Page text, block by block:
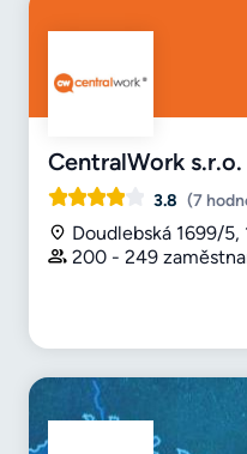
CentralWork s.r.o.
3.8 (7
Doudlebská 1699/5,
200 - 249